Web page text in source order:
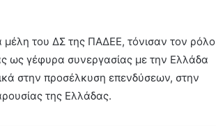
του ΔΣ της ΠΑΔΕΕ, τόνισαν τον ρόλο
ως γέφυρα συνεργασίας με την Ελλάδα
στην προσέλκυση επενδύσεων, στην
της Ελλάδας.